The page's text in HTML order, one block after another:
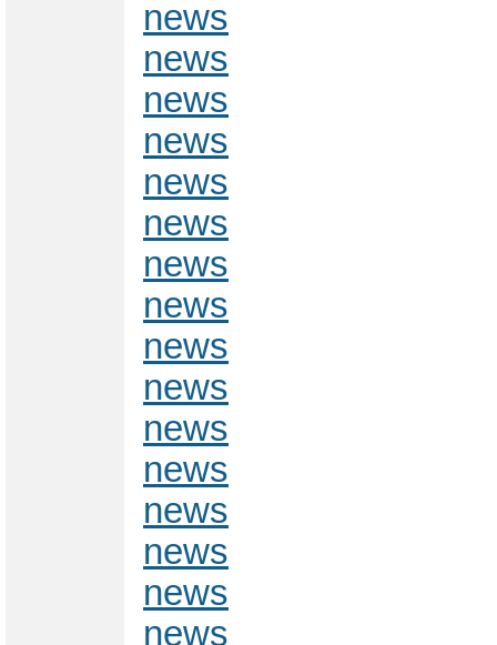
news
news
news
news
news
news
news
news
news
news
news
news
news
news
news
news